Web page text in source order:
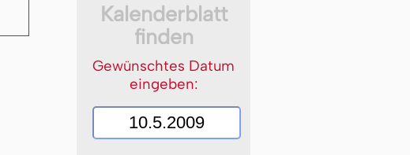
Kalenderblatt
finden
Gewünschtes Datum
eingeben: